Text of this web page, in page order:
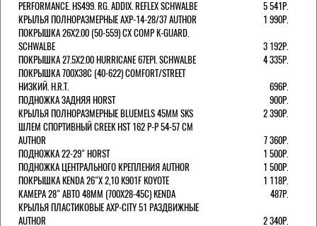
PERFORMANCE. HS499. RG. ADDIX. REFLEX SCHWALBE
5 541Р.
КРЫЛЬЯ ПОЛНОРАЗМЕРНЫЕ AXP-14-28/37 AUTHOR
1 990Р.
ПОКРЫШКА 26X2.00 (50-559) CX COMP K-GUARD.
SCHWALBE
3 192Р.
ПОКРЫШКА 27.5X2.00 HURRICANE 67EPI. SCHWALBE
4 335Р.
ПОКРЫШКА 700X38С (40-622) COMFORT/STREET
НИЗКИЙ. H.R.T.
696Р.
ПОДНОЖКА ЗАДНЯЯ HORST
900Р.
КРЫЛЬЯ ПОЛНОРАЗМЕРНЫЕ BLUEMELS 45MM SKS
2 390Р.
ШЛЕМ СПОРТИВНЫЙ CREEK HST 162 Р-Р 54-57 СМ
AUTHOR
7 360Р.
ПОДНОЖКА 22-29" HORST
1 500Р.
ПОДНОЖКА ЦЕНТРАЛЬНОГО КРЕПЛЕНИЯ AUTHOR
1 500Р.
ПОКРЫШКА KENDA 26"Х 2,10 K901F KOYOTE
1 118Р.
КАМЕРА 28" АВТО 48ММ (700Х28-45С) KENDA
487Р.
КРЫЛЬЯ ПЛАСТИКОВЫЕ AXP-CITY 51 РАЗДВИЖНЫЕ
AUTHOR
2 340Р.